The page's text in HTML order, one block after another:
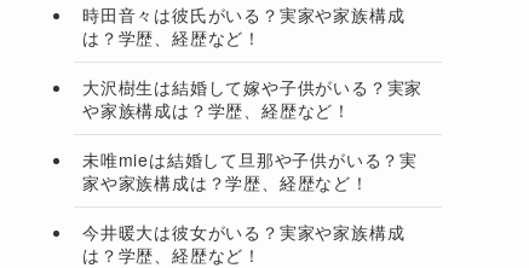
時田音々は彼氏がいる？実家や家族構成
は？学歴、経歴など！
大沢樹生は結婚して嫁や子供がいる？実家
や家族構成は？学歴、経歴など！
未唯mieは結婚して旦那や子供がいる？実
家や家族構成は？学歴、経歴など！
今井暖大は彼女がいる？実家や家族構成
は？学歴、経歴など！